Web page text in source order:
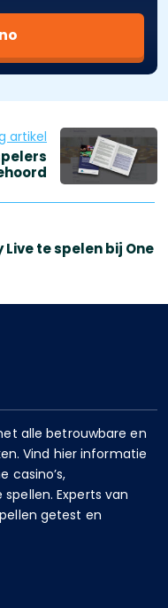
artikel
te spelen bij One
alle betrouwbare en
Vind hier informatie
casino’s,
Experts van
getest en